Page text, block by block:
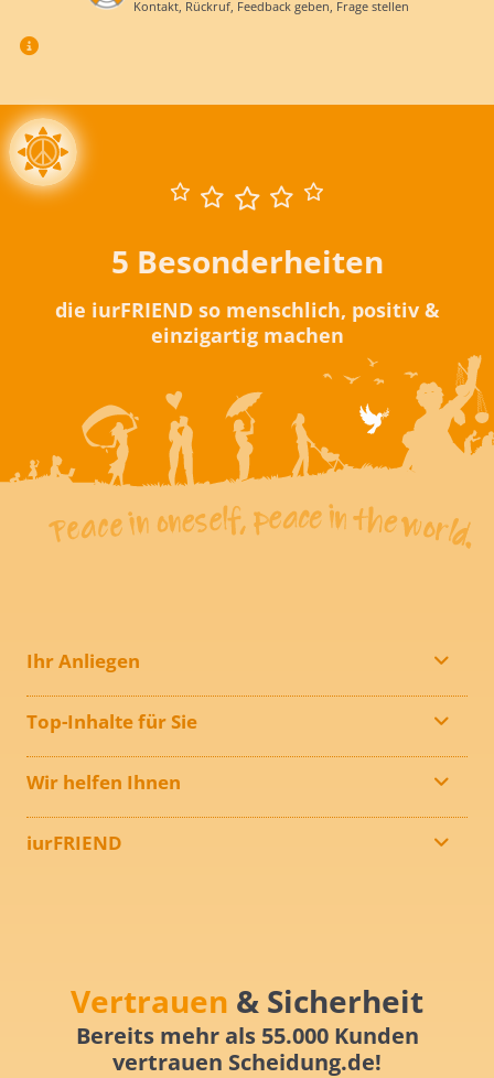
Kontakt, Rückruf, Feedback geben, Frage stellen
5 Besonderheiten
die iurFRIEND so menschlich, positiv &
einzigartig machen
Ihr Anliegen
Top-Inhalte für Sie
Wir helfen Ihnen
iurFRIEND
Vertrauen & Sicherheit
Bereits mehr als 55.000 Kunden
vertrauen Scheidung.de!